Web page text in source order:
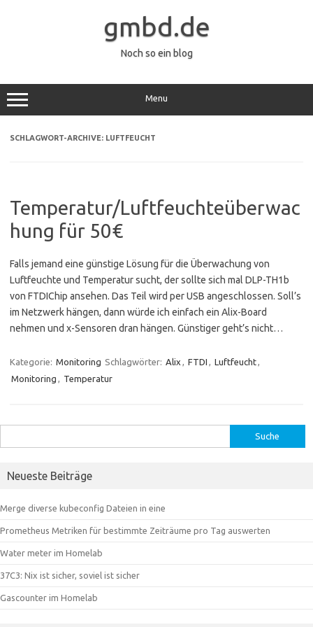
gmbd.de
Noch so ein blog
Menu
SCHLAGWORT-ARCHIVE: LUFTFEUCHT
Temperatur/Luftfeuchteüberwac
hung für 50€
Falls jemand eine günstige Lösung für die Überwachung von
Luftfeuchte und Temperatur sucht, der sollte sich mal DLP-TH1b
von FTDIChip ansehen. Das Teil wird per USB angeschlossen. Soll’s
im Netzwerk hängen, dann würde ich einfach ein Alix-Board
nehmen und x-Sensoren dran hängen. Günstiger geht’s nicht…
Kategorie: Monitoring Schlagwörter: Alix , FTDI , Luftfeucht,
Monitoring , Temperatur
nach:
Neueste Beiträge
Merge diverse kubeconfig Dateien in eine
Prometheus Metriken für bestimmte Zeiträume pro Tag auswerten
Water meter im Homelab
37C3: Nix ist sicher, soviel ist sicher
Gascounter im Homelab